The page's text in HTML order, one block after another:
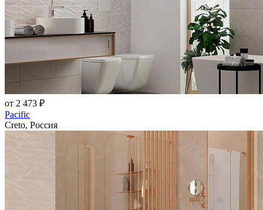
от 2 473 ₽
Pacific
Creto, Россия